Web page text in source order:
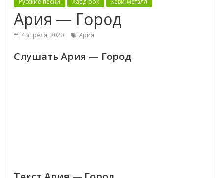
Русские песни Хард-рок Хеви-металл
Ария — Город
4 апреля, 2020 Ария
Слушать Ария — Город